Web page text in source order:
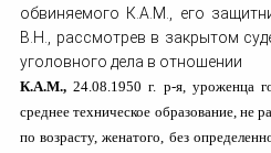
обвиняемого К.A.M., его
В.Н., рассмотрев в закрытом
уголовного дела в отношении
К.А.М., 24.08.1950 г. р-я, уроженца
среднее техническое образование, не
по возрасту, женатого, без